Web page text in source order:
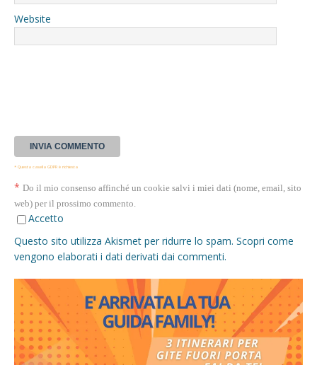
Website
* Questa casella GDPR è richiesta
* Do il mio consenso affinché un cookie salvi i miei dati (nome, email, sito
web) per il prossimo commento.
Accetto
Questo sito utilizza Akismet per ridurre lo spam. Scopri come
vengono elaborati i dati derivati dai commenti.